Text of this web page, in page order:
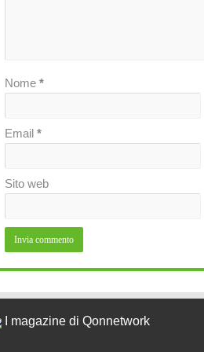
Nome *
Email *
Sito web
I magazine di Qonnetwork